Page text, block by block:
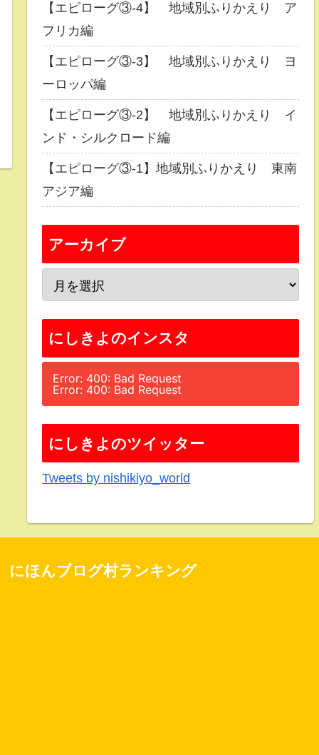
【エピローグ③-4】 地域別ふりかえり ア
フリカ編
【エピローグ③-3】 地域別ふりかえり ヨ
ーロッパ編
【エピローグ③-2】 地域別ふりかえり イ
ンド・シルクロード編
【エピローグ③-1】地域別ふりかえり 東南
アジア編
アーカイブ
にしきよのインスタ
Error: 400: Bad Request
Error: 400: Bad Request
にしきよのツイッター
Tweets by nishikiyo_world
にほんブログ村ランキング